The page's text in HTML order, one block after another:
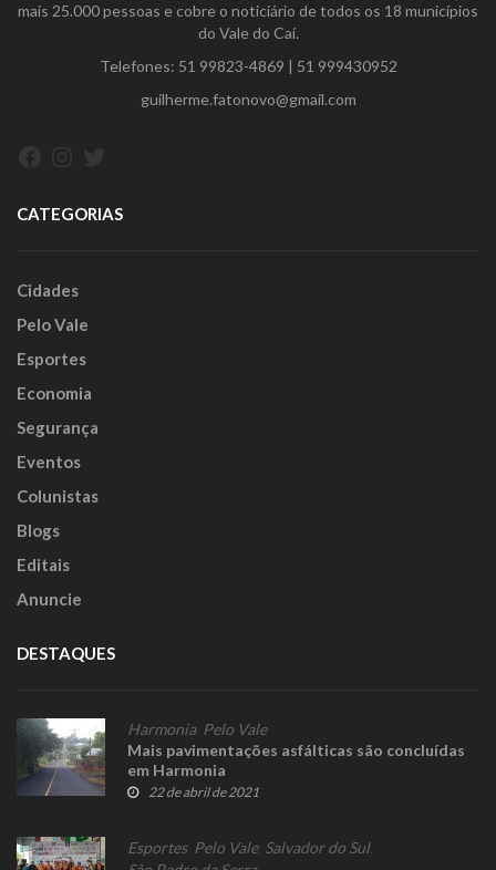
mais 25.000 pessoas e cobre o noticiário de todos os 18 municípios
do Vale do Caí.
Telefones: 51 99823-4869 | 51 999430952
guilherme.fatonovo@gmail.com
CATEGORIAS
Cidades
Pelo Vale
Esportes
Economia
Segurança
Eventos
Colunistas
Blogs
Editais
Anuncie
DESTAQUES
Harmonia, Pelo Vale
Mais pavimentações asfálticas são concluídas
em Harmonia
22 de abril de 2021
Esportes, Pelo Vale, Salvador do Sul,